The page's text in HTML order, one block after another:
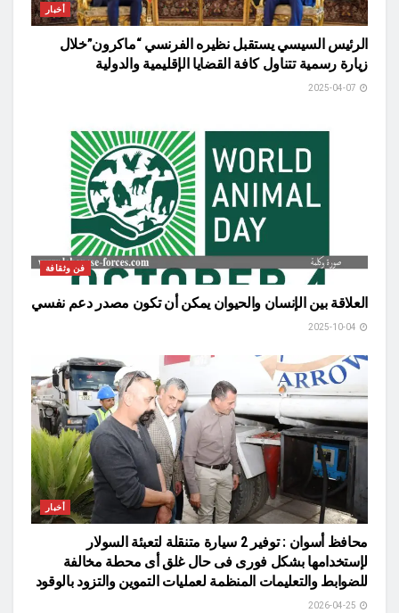
أخبار
الرئيس السيسي يستقبل نظيره الفرنسي “ماكرون”خلال
زيارة رسمية تتناول كافة القضايا الإقليمية والدولية
فن وثقافة
العلاقة بين الإنسان والحيوان يمكن أن تكون مصدر دعم نفسي
أخبار
محافظ أسوان : توفير 2 سيارة متنقلة لتعبئة السولار
لإستخدامها بشكل فورى فى حال غلق أى محطة مخالفة
للضوابط والتعليمات المنظمة لعمليات التموين والتزود بالوقود